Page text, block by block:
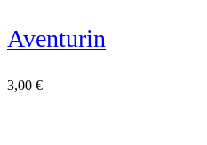
Aventurin
3,00 €